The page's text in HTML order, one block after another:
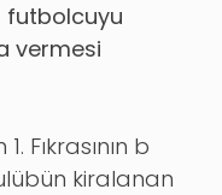
futbolcuyu
vermesi
Fıkrasının b
kiralanan